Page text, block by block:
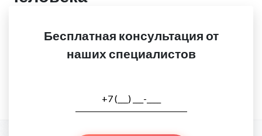
Бесплатная консультация от
наших специалистов